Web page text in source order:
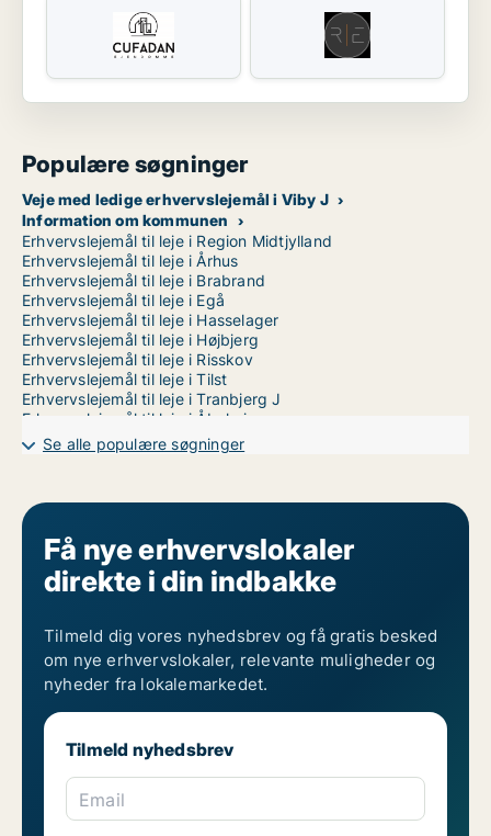
Populære søgninger
Veje med ledige erhvervslejemål i Viby J
Information om kommunen
Erhvervslejemål til leje i Region Midtjylland
Erhvervslejemål til leje i Århus
Erhvervslejemål til leje i Brabrand
Erhvervslejemål til leje i Egå
Erhvervslejemål til leje i Hasselager
Erhvervslejemål til leje i Højbjerg
Erhvervslejemål til leje i Risskov
Erhvervslejemål til leje i Tilst
Erhvervslejemål til leje i Tranbjerg J
Erhvervslejemål til leje i Åbyhøj
Erhvervslejemål til leje i Århus C
Erhvervslejemål til leje i Århus N
Se alle populære søgninger
Få nye erhvervslokaler
direkte i din indbakke
Tilmeld dig vores nyhedsbrev og få gratis besked
om nye erhvervslokaler, relevante muligheder og
nyheder fra lokalemarkedet.
Tilmeld nyhedsbrev
Email